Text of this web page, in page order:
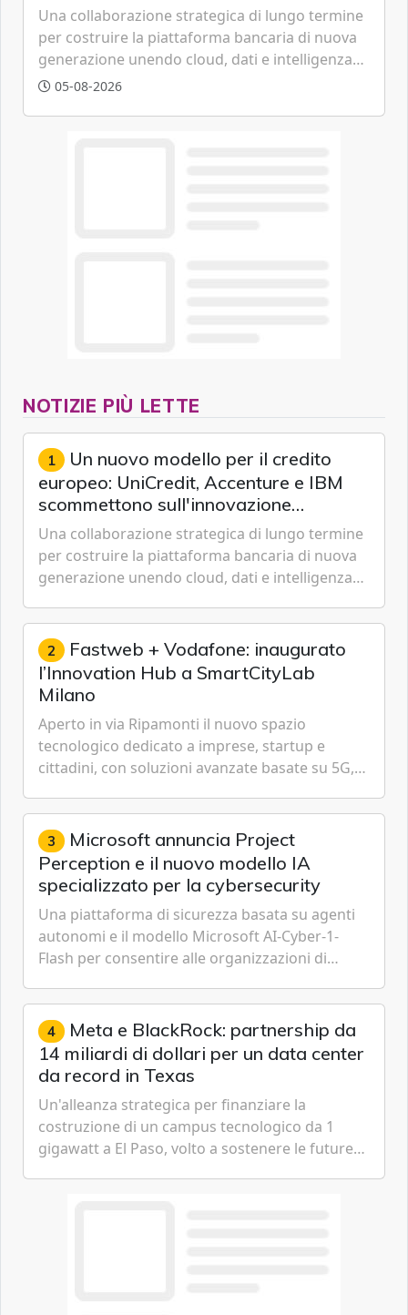
tecnologica
Una collaborazione strategica di lungo termine
per costruire la piattaforma bancaria di nuova
generazione unendo cloud, dati e intelligenza
artificiale.
05-08-2026
NOTIZIE PIÙ LETTE
1 Un nuovo modello per il credito
europeo: UniCredit, Accenture e IBM
scommettono sull'innovazione
tecnologica
Una collaborazione strategica di lungo termine
per costruire la piattaforma bancaria di nuova
generazione unendo cloud, dati e intelligenza
2 Fastweb + Vodafone: inaugurato
l’Innovation Hub a SmartCityLab
Milano
Aperto in via Ripamonti il nuovo spazio
tecnologico dedicato a imprese, startup e
cittadini, con soluzioni avanzate basate su 5G,
Cybersecurity.
3 Microsoft annuncia Project
Perception e il nuovo modello IA
specializzato per la cybersecurity
Una piattaforma di sicurezza basata su agenti
autonomi e il modello Microsoft AI-Cyber-1-
Flash per consentire alle organizzazioni di
gestione continua del rischio.
4 Meta e BlackRock: partnership da
14 miliardi di dollari per un data center
da record in Texas
Un'alleanza strategica per finanziare la
costruzione di un campus tecnologico da 1
gigawatt a El Paso, volto a sostenere le future